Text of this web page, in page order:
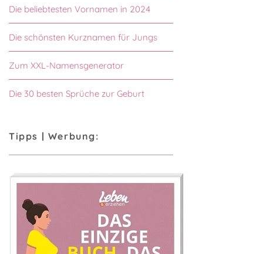
Die beliebtesten Vornamen in 2024
Die schönsten Kurznamen für Jungs
Zum XXL-Namensgenerator
Die 30 besten Sprüche zur Geburt
Tipps | Werbung: